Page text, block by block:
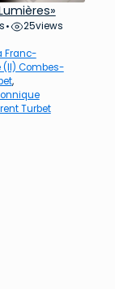
• 25views
Franc-
Combes-
,
Turbet